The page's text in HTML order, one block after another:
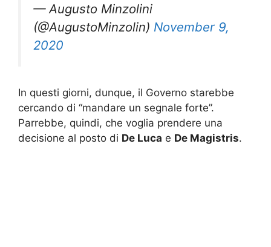
— Augusto Minzolini
(@AugustoMinzolin) November 9,
2020
In questi giorni, dunque, il Governo starebbe
cercando di “mandare un segnale forte”.
Parrebbe, quindi, che voglia prendere una
decisione al posto di De Luca e De Magistris.